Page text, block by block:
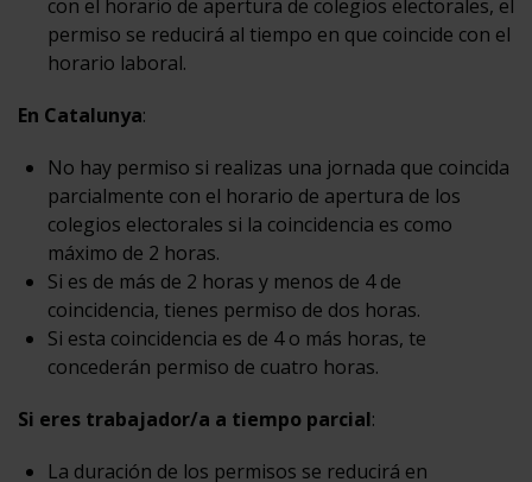
con el horario de apertura de colegios electorales, el
permiso se reducirá al tiempo en que coincide con el
horario laboral.
En Catalunya:
No hay permiso si realizas una jornada que coincida
parcialmente con el horario de apertura de los
colegios electorales si la coincidencia es como
máximo de 2 horas.
Si es de más de 2 horas y menos de 4 de
coincidencia, tienes permiso de dos horas.
Si esta coincidencia es de 4 o más horas, te
concederán permiso de cuatro horas.
Si eres trabajador/a a tiempo parcial:
La duración de los permisos se reducirá en